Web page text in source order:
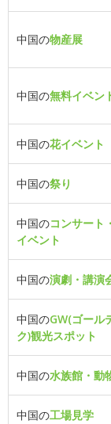
中国の物産展
中国の無料イベン
中国の花イベント
中国の祭り
中国のコンサート
イベント
中国の演劇・講演
中国のGW(ゴール
ク)観光スポット
中国の水族館・動
中国の工場見学